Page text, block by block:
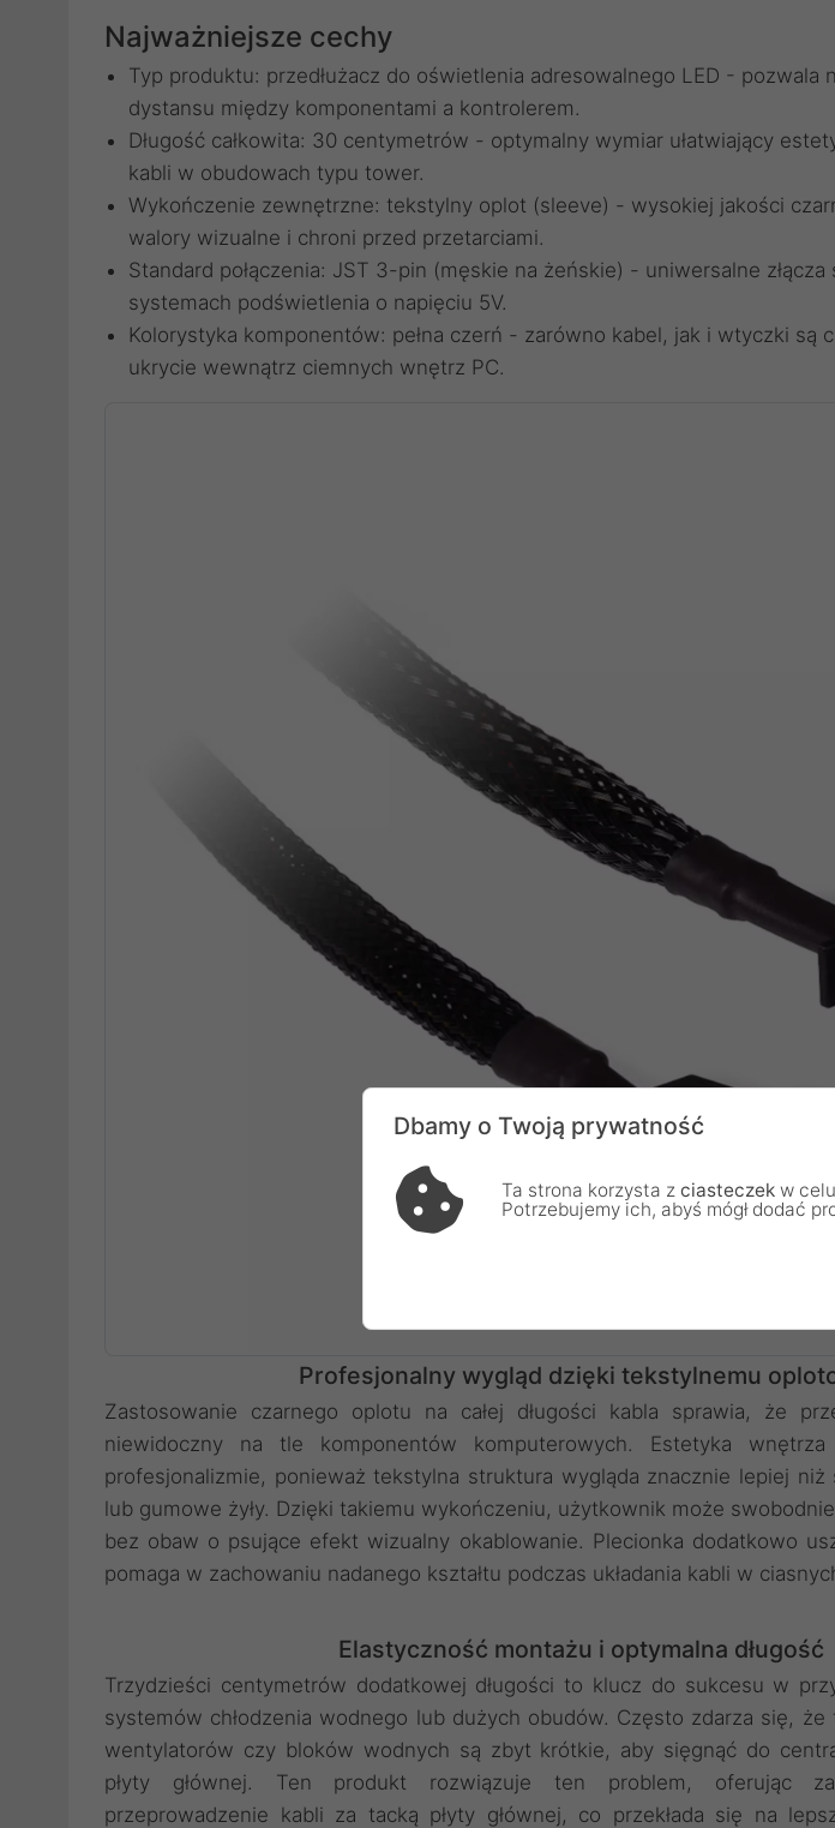
Najważniejsze cechy
Typ produktu: przedłużacz do oświetlenia adresowalnego LED - pozwala
dystansu między komponentami a kontrolerem.
Długość całkowita: 30 centymetrów - optymalny wymiar ułatwiający
kabli w obudowach typu tower.
Wykończenie zewnętrzne: tekstylny oplot (sleeve) - wysokiej jakości
walory wizualne i chroni przed przetarciami.
Standard połączenia: JST 3-pin (męskie na żeńskie) - uniwersalne
systemach podświetlenia o napięciu 5V.
Kolorystyka komponentów: pełna czerń - zarówno kabel, jak i wtyczki są
ukrycie wewnątrz ciemnych wnętrz PC.
Profesjonalny wygląd dzięki tekstylnemu
Zastosowanie czarnego oplotu na całej długości kabla sprawia, że
niewidoczny na tle komponentów komputerowych. Estetyka
profesjonalizmie, ponieważ tekstylna struktura wygląda znacznie lepiej niż
lub gumowe żyły. Dzięki takiemu wykończeniu, użytkownik może
bez obaw o psujące efekt wizualny okablowanie. Plecionka dodatkowo
pomaga w zachowaniu nadanego kształtu podczas układania kabli w
Elastyczność montażu i optymalna długość
Trzydzieści centymetrów dodatkowej długości to klucz do sukcesu w
systemów chłodzenia wodnego lub dużych obudów. Często zdarza się,
wentylatorów czy bloków wodnych są zbyt krótkie, aby sięgnąć do
płyty głównej. Ten produkt rozwiązuje ten problem, oferując
przeprowadzenie kabli za tacką płyty głównej, co przekłada się na
Dbamy o Twoją prywatność
Ta strona korzysta z ciasteczek w
Potrzebujemy ich, abyś mógł dodać